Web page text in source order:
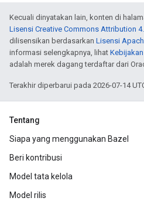
Kecuali dinyatakan lain, konten di
Lisensi Creative Commons Attribution
dilisensikan berdasarkan Lisensi
informasi selengkapnya, lihat
adalah merek dagang terdaftar dari
Terakhir diperbarui pada 2026-07-14
Tentang
Siapa yang menggunakan Bazel
Beri kontribusi
Model tata kelola
Model rilis